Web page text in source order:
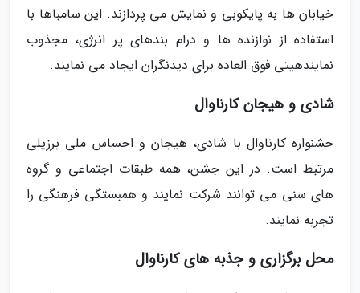
خیابان ها به پایکوبی و نمایش می پردازند. این سامباها با
استفاده از نوازنده ها و درام بندهای پر انرژی، مجذوب
نمایندهیتی فوق العاده برای دیدنگران ایجاد می نمایند.
شادی و هیجان کارناوال
جشنواره کارناوال با شادی، هیجان و احساس ملی برزیلی
مرتبط است. در این جشن، همه طبقات اجتماعی و گروه
های سنی می توانند شرکت نمایند و همبستگی فرهنگی را
تجربه نمایند.
محل برگزاری و جذبه های کارناوال